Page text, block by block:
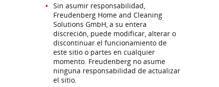
Sin asumir responsabilidad,
Freudenberg Home and Cleaning
Solutions GmbH, a su entera
discreción, puede modificar, alterar o
discontinuar el funcionamiento de
este sitio o partes en cualquier
momento. Freudenberg no asume
ninguna responsabilidad de actualizar
el sitio.